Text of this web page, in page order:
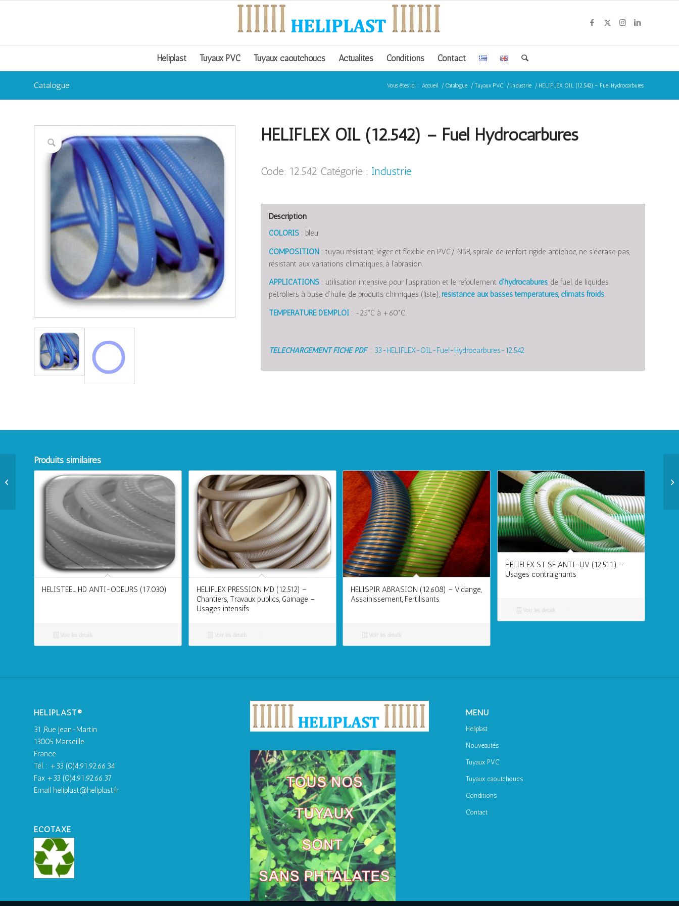
Heliplast Tuyaux PVC Tuyaux caoutchoucs Actualités Conditions Contact
Catalogue Vous êtes ici : Accueil / Catalogue / Tuyaux PVC / Industrie / HELIFLEX OIL (12.542) – Fuel Hydrocarbures
HELIFLEX OIL (12.542) – Fuel Hydrocarbures
Code: 12.542 Catégorie : Industrie
Description
COLORIS : bleu.
COMPOSITION : tuyau résistant, léger et flexible en PVC/ NBR, spirale de renfort rigide antichoc, ne s’écrase pas,
résistant aux variations climatiques, à l’abrasion.
APPLICATIONS : utilisation intensive pour l’aspiration et le refoulement d’hydrocabures, de fuel, de liquides
pétroliers à base d’huile, de produits chimiques (liste), résistance aux basses températures, climats froids.
TEMPERATURE D’EMPLOI : -25°C à +60°C.
TELECHARGEMENT FICHE PDF : 33-HELIFLEX-OIL-Fuel-Hydrocarbures-12.542
Produits similaires
HELISTEEL HD ANTI-ODEURS (17.030)
HELIFLEX PRESSION MD (12.512) –
Chantiers, Travaux publics, Gainage –
Usages intensifs
HELISPIR ABRASION (12.608) – Vidange,
Assainissement, Fertilisants
HELIFLEX ST SE ANTI-UV (12.511) –
Usages contraignants
HELIPLAST®
31 ,Rue Jean-Martin
13005 Marseille
France
Tél. : +33 (0)4.91.92.66.34
Fax +33 (0)4.91.92.66.37
Email heliplast@heliplast.fr
ECOTAXE
MENU
Heliplast
Nouveautés
Tuyaux PVC
Tuyaux caoutchoucs
Conditions
Contact
(12.834) – Chantiers,
Travaux publics PVC